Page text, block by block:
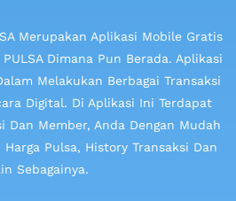
Merupakan Aplikasi Mobile Gratis
Dimana Pun Berada. Aplikasi
Melakukan Berbagai Transaksi
Digital. Di Aplikasi Ini Terdapat
Dan Member, Anda Dengan Mudah
Pulsa, History Transaksi Dan
Sebagainya.